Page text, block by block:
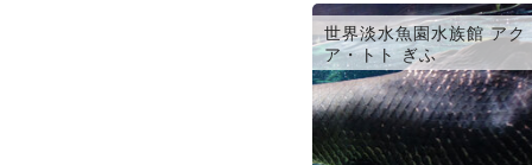
世界淡水魚園水族館 アク
ア・トト ぎふ